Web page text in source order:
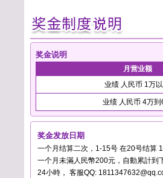
奖金说明
月营业额
业绩 人民币 1万
业绩 人民币 4万到
奖金发放日期
一个月结算二次，1-15号 在20号结算
一个月未滿人民幣200元，自動累計到
24小時， 客服QQ: